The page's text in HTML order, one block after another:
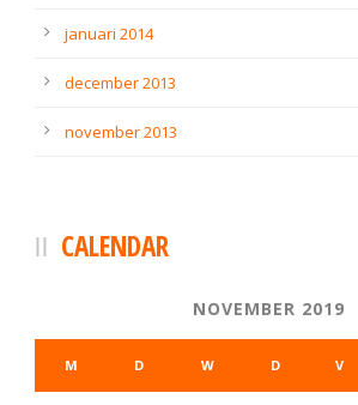
januari 2014
december 2013
november 2013
CALENDAR
NOVEMBER 2019
M D W D V